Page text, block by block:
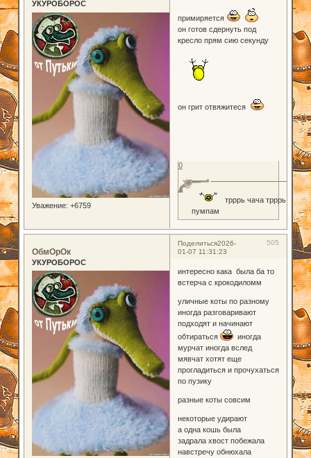
УКУРОБОРОС
Уважение: +6759
примиряется
он готов сдернуть под
кресло прям сию секунду
он грит отвяжитеся
трррь чача трррь
пумпам
0
Поделиться 505
2026-
01-07 11:31:23
ОбмОрОк
УКУРОБОРОС
интересно кака была ба то
встерча с крокодиломм
уличные коты по разному
иногда разговаривают
подходят и начинают
обтираться
иногда
мурчат иногда вслед
мявчат хотят еще
прогладиться и прочухаться
по пузику
разные коты совсим
некоторые удирают
а одна кошь была
задрала хвост побежала
навстречу обнюхала